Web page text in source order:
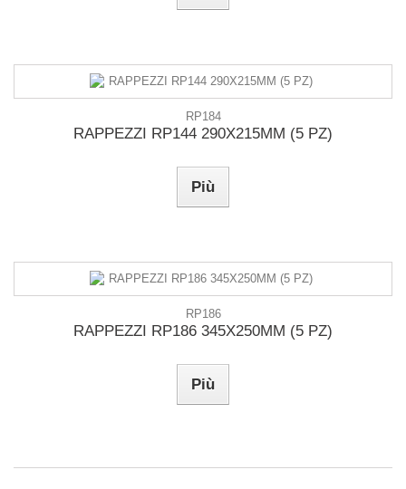
RP184
RAPPEZZI RP144 290X215MM (5 PZ)
Più
RP186
RAPPEZZI RP186 345X250MM (5 PZ)
Più